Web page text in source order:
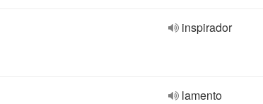
inspirador
lamento